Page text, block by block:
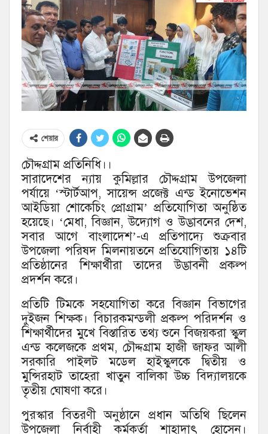
শেয়ার
চৌদ্দগ্রাম প্রতিনিধি।।
সারাদেশের ন্যায় কুমিল্লার চৌদ্দগ্রাম উপজেলা
পর্যায়ে ‘স্টার্টআপ, সায়েন্স প্রজেক্ট এন্ড ইনোভেশন
আইডিয়া শোকেচিং প্রোগ্রাম’ প্রতিযোগিতা অনুষ্ঠিত
হয়েছে। ‘মেধা, বিজ্ঞান, উদ্যোগ ও উদ্ভাবনের দেশ,
সবার আগে বাংলাদেশ’-এ প্রতিপাদ্যে শুক্রবার
উপজেলা পরিষদ মিলনায়তনে প্রতিযোগিতায় ১৪টি
প্রতিষ্ঠানের শিক্ষার্থীরা তাদের উদ্ভাবনী প্রকল্প
প্রদর্শন করে।
প্রতিটি টিমকে সহযোগিতা করে বিজ্ঞান বিভাগের
দুইজন শিক্ষক। বিচারকমন্ডলী প্রকল্প পরিদর্শন ও
শিক্ষার্থীদের মুখে বিস্তারিত তথ্য শুনে বিজয়করা স্কুল
এন্ড কলেজকে প্রথম, চৌদ্দগ্রাম হাজী জাফর আলী
সরকারি পাইলট মডেল হাইস্কুলকে দ্বিতীয় ও
মুন্সিরহাট তাহেরা খাতুন বালিকা উচ্চ বিদ্যালয়কে
তৃতীয় ঘোষণা করে।
পুরস্কার বিতরণী অনুষ্ঠানে প্রধান অতিথি ছিলেন
উপজেলা নির্বাহী কর্মকর্তা শাহাদাৎ হোসেন।